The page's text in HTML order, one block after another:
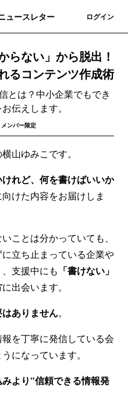
ュースレター ログイン
らない」から脱出！
るコンテンツ作成術
とは？中小企業でもでき
伝えします。
ンバー限定
山ゆみこです。
けれど、何を書けばいいか
けた内容をお届けしま
ことは分かっていても、
立ち止まっている企業や
支援中にも 「書けない」
に出会います。
ありません。
を丁寧に発信している会
になっています。
より“信頼できる情報発